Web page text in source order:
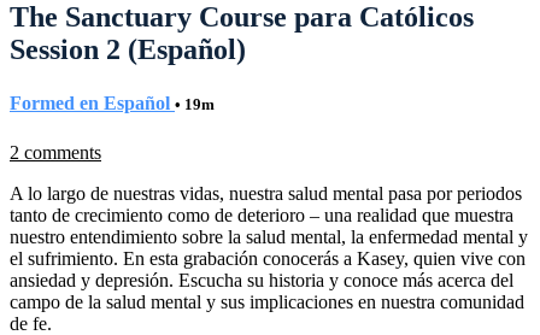
The Sanctuary Course para Católicos
Session 2 (Español)
Formed en Español • 19m
2 comments
A lo largo de nuestras vidas, nuestra salud mental pasa por periodos
tanto de crecimiento como de deterioro – una realidad que muestra
nuestro entendimiento sobre la salud mental, la enfermedad mental y
el sufrimiento. En esta grabación conocerás a Kasey, quien vive con
ansiedad y depresión. Escucha su historia y conoce más acerca del
campo de la salud mental y sus implicaciones en nuestra comunidad
de fe.